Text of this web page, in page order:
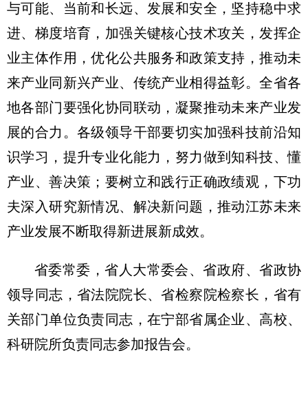
与可能、当前和长远、发展和安全，坚持稳中求
进、梯度培育，加强关键核心技术攻关，发挥企
业主体作用，优化公共服务和政策支持，推动未
来产业同新兴产业、传统产业相得益彰。全省各
地各部门要强化协同联动，凝聚推动未来产业发
展的合力。各级领导干部要切实加强科技前沿知
识学习，提升专业化能力，努力做到知科技、懂
产业、善决策；要树立和践行正确政绩观，下功
夫深入研究新情况、解决新问题，推动江苏未来
产业发展不断取得新进展新成效。
省委常委，省人大常委会、省政府、省政协
领导同志，省法院院长、省检察院检察长，省有
关部门单位负责同志，在宁部省属企业、高校、
科研院所负责同志参加报告会。